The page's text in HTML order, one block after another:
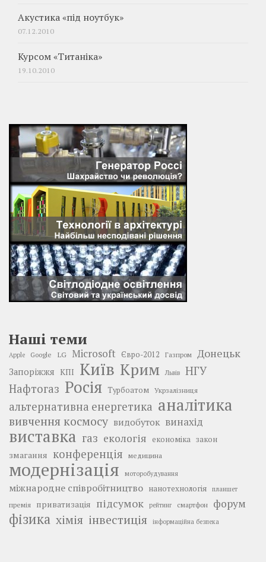
Акустика «під ноутбук»
07.12.2010
Курсом «Титаніка»
19.10.2010
Наші теми
Apple Google LG Microsoft Євро-2012 Газпром Донецьк
Запоріжжя КПІ Київ Крим Львів
НГУ
Нафтогаз Росія Турбоатом Укрзалізниця
альтернативна енергетика аналітика
вивчення космосу видобуток винахід
виставка газ екологія економіка закон
змагання конференція медицина
модернізація моторобудування
міжнародне співробітництво нанотехнологія планшет
премія приватизація підсумок рейтинг смартфон форум
фізика хімія інвестиція інформаційна безпека